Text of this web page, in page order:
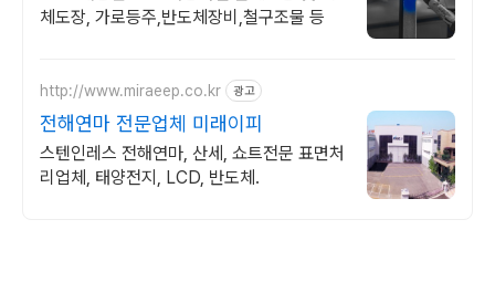
체도장, 가로등주,반도체장비,철구조물 등
http://www.miraeep.co.kr 광고
전해연마 전문업체 미래이피
스텐인레스 전해연마, 산세, 쇼트전문 표면처
리업체, 태양전지, LCD, 반도체.